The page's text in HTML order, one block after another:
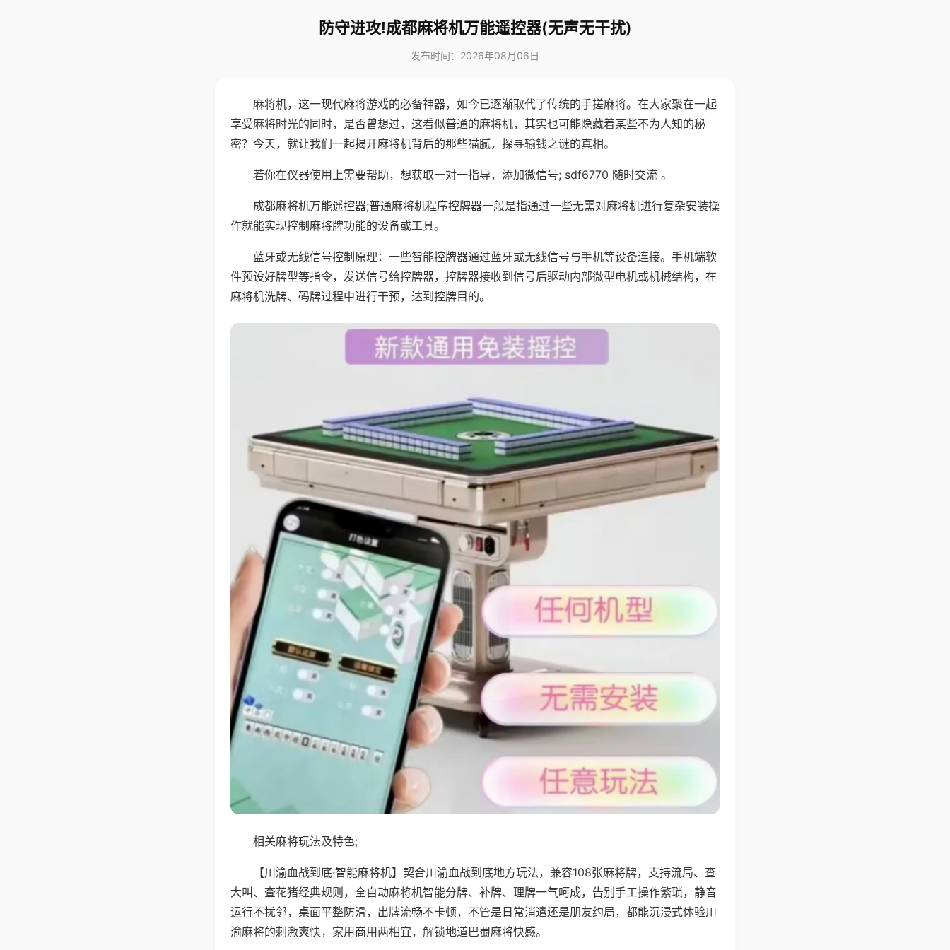
防守进攻!成都麻将机万能遥控器(无声无干扰)
发布时间：2026年08月06日
麻将机，这一现代麻将游戏的必备神器，如今已逐渐取代了传统的手搓麻将。在大家聚在一起
享受麻将时光的同时，是否曾想过，这看似普通的麻将机，其实也可能隐藏着某些不为人知的秘
密？今天，就让我们一起揭开麻将机背后的那些猫腻，探寻输钱之谜的真相。
若你在仪器使用上需要帮助，想获取一对一指导，添加微信号; sdf6770 随时交流 。
成都麻将机万能遥控器;普通麻将机程序控牌器一般是指通过一些无需对麻将机进行复杂安装操
作就能实现控制麻将牌功能的设备或工具。
蓝牙或无线信号控制原理：一些智能控牌器通过蓝牙或无线信号与手机等设备连接。手机端软
件预设好牌型等指令，发送信号给控牌器，控牌器接收到信号后驱动内部微型电机或机械结构，在
麻将机洗牌、码牌过程中进行干预，达到控牌目的。
相关麻将玩法及特色;
【川渝血战到底·智能麻将机】契合川渝血战到底地方玩法，兼容108张麻将牌，支持流局、查
大叫、查花猪经典规则，全自动麻将机智能分牌、补牌、理牌一气呵成，告别手工操作繁琐，静音
运行不扰邻，桌面平整防滑，出牌流畅不卡顿，不管是日常消遣还是朋友约局，都能沉浸式体验川
渝麻将的刺激爽快，家用商用两相宜，解锁地道巴蜀麻将快感。